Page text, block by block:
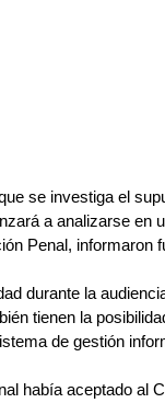
se investiga el
a analizarse en
Penal, informaron
durante la
tienen la
de gestión
había aceptado al